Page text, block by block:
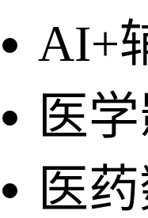
AI+
医
医